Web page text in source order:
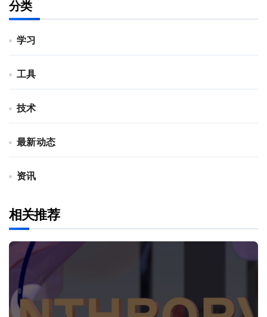
分类
学习
工具
技术
最新动态
资讯
相关推荐